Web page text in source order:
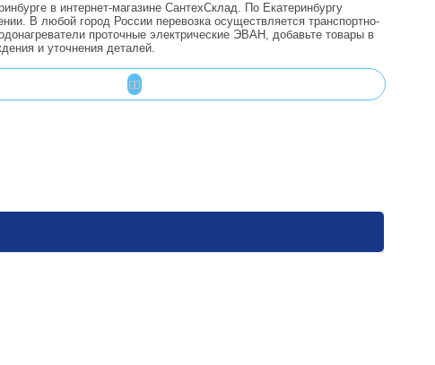
в интернет-магазине СантехСклад. По Екатеринбургу
В любой город России перевозка осуществляется транспортно-
проточные электрические ЭВАН, добавьте товары в
и уточнения деталей.